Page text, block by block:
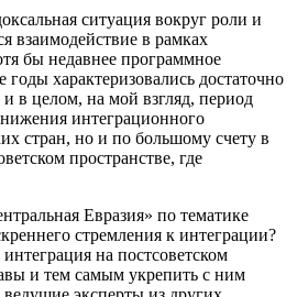
ситуация вокруг роли и
взаимодействие в рамках
бы недавнее программное
характеризовались достаточно
в целом, на мой взгляд, период
интеграционного
стран, но и по большому счету в
пространстве, где
Евразия» по тематике
стремления к интеграции?
на постсоветском
и тем самым укрепить с ним